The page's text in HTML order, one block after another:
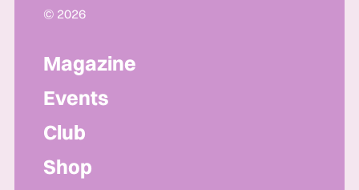
© 2026
Magazine
Events
Club
Shop